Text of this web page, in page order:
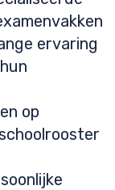
ervaring
op